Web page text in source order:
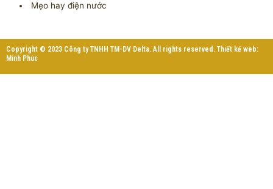
Mẹo hay điện nước
Copyright © 2023 Công ty TNHH TM-DV Delta. All rights reserved. Thiết kế web:
Minh Phúc